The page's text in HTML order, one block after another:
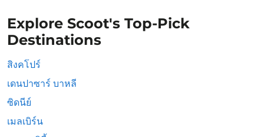
Explore Scoot's Top-Pick
Destinations
สิงคโปร์
เดนปาซาร์ บาหลี
ซิดนีย์
เมลเบิร์น